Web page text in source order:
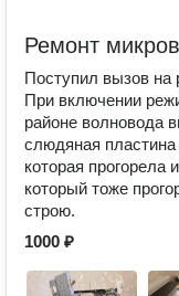
Ремонт
Поступил вызов на
При включении
районе волновода
слюдяная
которая прогорела
который тоже
строю.
1000 ₽